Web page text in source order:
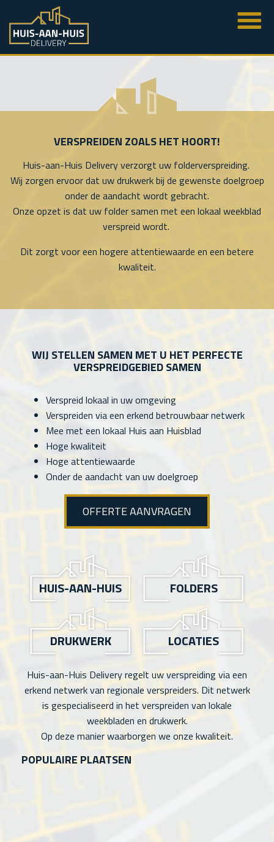
VERSPREIDEN ZOALS HET HOORT!
Huis-aan-Huis Delivery verzorgt uw folderverspreiding.
Wij zorgen ervoor dat uw drukwerk bij de gewenste doelgroep
onder de aandacht wordt gebracht.
Onze opzet is dat uw folder samen met een lokaal weekblad
verspreid wordt.
Dit zorgt voor een hogere attentiewaarde en een betere
kwaliteit.
WIJ STELLEN SAMEN MET U HET PERFECTE
VERSPREIDGEBIED SAMEN
Verspreid lokaal in uw omgeving
Verspreiden via een erkend betrouwbaar netwerk
Mee met een lokaal Huis aan Huisblad
Hoge kwaliteit
Hoge attentiewaarde
Onder de aandacht van uw doelgroep
OFFERTE AANVRAGEN
HUIS-AAN-HUIS FOLDERS
DRUKWERK LOCATIES
Huis-aan-Huis Delivery regelt uw verspreiding via een
erkend netwerk van regionale verspreiders. Dit netwerk
is gespecialiseerd in het verspreiden van lokale
weekbladen en drukwerk.
Op deze manier waarborgen we onze kwaliteit.
POPULAIRE PLAATSEN